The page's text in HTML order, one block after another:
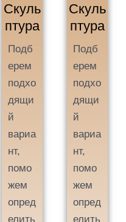
Скуль
птура
Подб
ерем
подхо
дящи
й
вариа
нт,
помо
жем
опред
елить
Скуль
птура
Подб
ерем
подхо
дящи
й
вариа
нт,
помо
жем
опред
елить